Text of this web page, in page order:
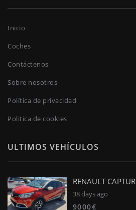
Inicio
Coches
Contáctenos
Sobre nosotros
Política de privacidad
Politica de cookies
ULTIMOS VEHÍCULOS
RENAULT
38 days ago
9000€